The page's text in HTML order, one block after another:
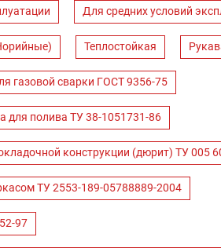
Для средних условий
Теплостойкая
газовой сварки ГОСТ 9356-75
для полива ТУ 38-1051731-86
конструкции (дюрит) ТУ 005
ТУ 2553-189-05788889-2004
97